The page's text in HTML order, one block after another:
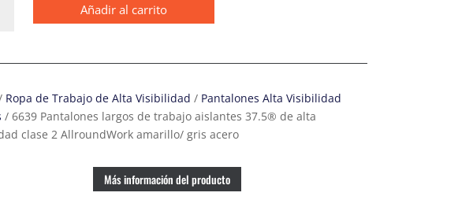
Añadir al carrito
Ropa de Trabajo de Alta Visibilidad / Pantalones Alta Visibilidad
/ 6639 Pantalones largos de trabajo aislantes 37.5® de alta
clase 2 AllroundWork amarillo/ gris acero
Más información del producto